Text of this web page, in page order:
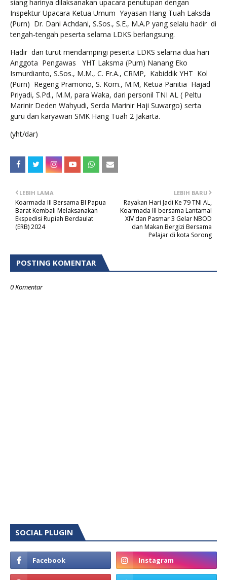
siang harinya dilaksanakan upacara penutupan dengan
Inspektur Upacara Ketua Umum Yayasan Hang Tuah Laksda
(Purn) Dr. Dani Achdani, S.Sos., S.E., M.A.P yang selalu hadir di
tengah-tengah peserta selama LDKS berlangsung.
Hadir dan turut mendampingi peserta LDKS selama dua hari
Anggota Pengawas YHT Laksma (Purn) Nanang Eko
Ismurdianto, S.Sos., M.M., C. Fr.A., CRMP, Kabiddik YHT Kol
(Purn) Regeng Pramono, S. Kom., M.M, Ketua Panitia Hajad
Priyadi, S.Pd., M.M, para Waka, dari personil TNI AL ( Peltu
Marinir Deden Wahyudi, Serda Marinir Haji Suwargo) serta
guru dan karyawan SMK Hang Tuah 2 Jakarta.
(yht/dar)
LEBIH BARU
Rayakan Hari Jadi Ke 79 TNI AL,
Koarmada III bersama Lantamal
XIV dan Pasmar 3 Gelar NBOD
dan Makan Bergizi Bersama
Pelajar di kota Sorong
LEBIH LAMA
Koarmada III Bersama BI Papua
Barat Kembali Melaksanakan
Ekspedisi Rupiah Berdaulat
(ERB) 2024
POSTING KOMENTAR
0 Komentar
SOCIAL PLUGIN